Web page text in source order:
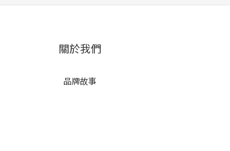
關於我們
品牌故事